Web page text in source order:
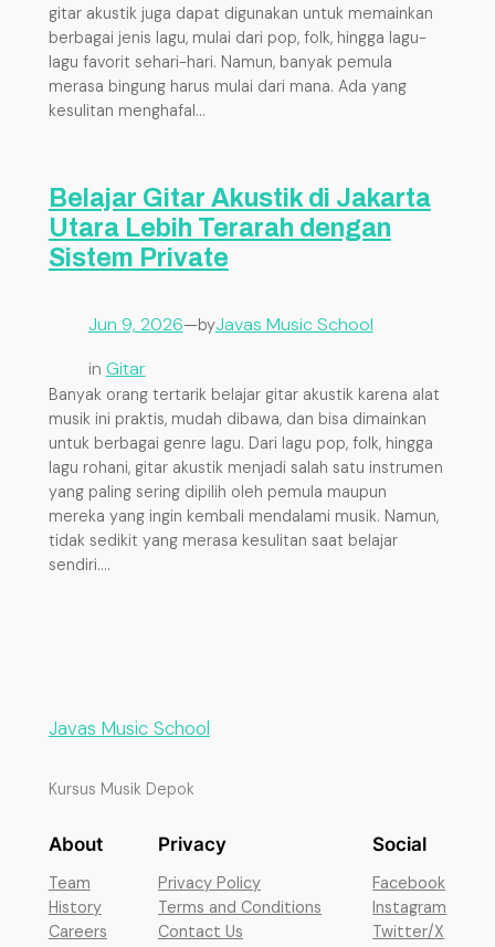
gitar akustik juga dapat digunakan untuk memainkan
berbagai jenis lagu, mulai dari pop, folk, hingga lagu-
lagu favorit sehari-hari. Namun, banyak pemula
merasa bingung harus mulai dari mana. Ada yang
kesulitan menghafal…
Belajar Gitar Akustik di Jakarta
Utara Lebih Terarah dengan
Sistem Private
Jun 9, 2026—byJavas Music School
in Gitar
Banyak orang tertarik belajar gitar akustik karena alat
musik ini praktis, mudah dibawa, dan bisa dimainkan
untuk berbagai genre lagu. Dari lagu pop, folk, hingga
lagu rohani, gitar akustik menjadi salah satu instrumen
yang paling sering dipilih oleh pemula maupun
mereka yang ingin kembali mendalami musik. Namun,
tidak sedikit yang merasa kesulitan saat belajar
sendiri.…
Javas Music School
Kursus Musik Depok
About
Team
History
Careers
Privacy
Privacy Policy
Terms and Conditions
Contact Us
Social
Facebook
Instagram
Twitter/X